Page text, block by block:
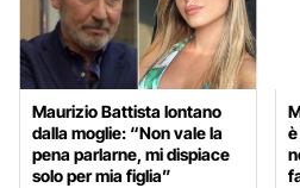
Maurizio Battista lontano
dalla moglie: “Non vale la
pena parlarne, mi dispiace
solo per mia figlia”